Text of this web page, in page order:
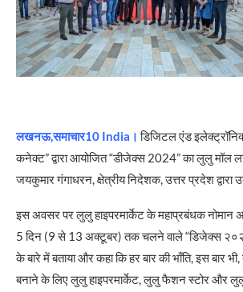
लखनऊ,समाचार10 India। डिजिटल एंड
कनेक्ट” द्वारा आयोजित “डीजेक्स 2024” का लुलु
जयकुमार गंगाधरन, क्षेत्रीय निदेशक, उत्तर प्रदेश द्वारा
इस अवसर पर लुलु हाइपरमार्केट के महाप्रबंधक नोमान
5 दिन (9 से 13 अक्टूबर) तक चलने वाले “डिजेक्स
के बारे में बताया और कहा कि हर बार की भाँति, इस बार भी,
बनाने के लिए लुलु हाइपरमार्केट, लुलु फैशन स्टोर और